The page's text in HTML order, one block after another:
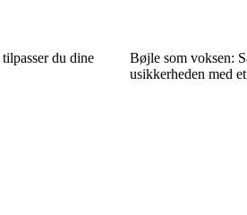
du dine
Bøjle som voksen:
usikkerheden med